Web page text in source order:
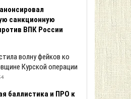
санкционную
ВПК России
волну фейков ко
Курской операции
баллистика и ПРО к